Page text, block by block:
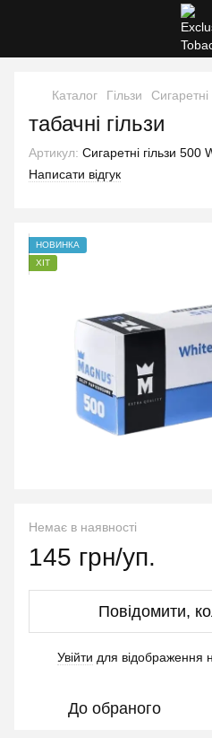
Каталог Гільзи
табачні гільзи
Артикул: Сигаретні гільзи 500
Написати відгук
НОВИНКА
ХІТ
Немає в наявності
145 грн/уп.
Повідомити,
Увійти для відображення
До обраного